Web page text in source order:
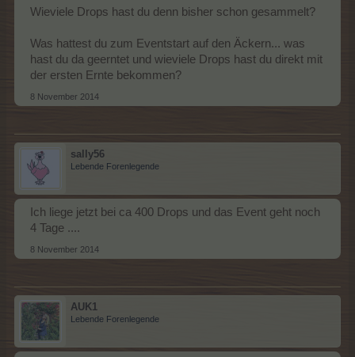
Wieviele Drops hast du denn bisher schon gesammelt?
Was hattest du zum Eventstart auf den Äckern... was
hast du da geerntet und wieviele Drops hast du direkt mit
der ersten Ernte bekommen?
8 November 2014
sally56
Lebende Forenlegende
Ich liege jetzt bei ca 400 Drops und das Event geht noch
4 Tage ....
8 November 2014
AUK1
Lebende Forenlegende